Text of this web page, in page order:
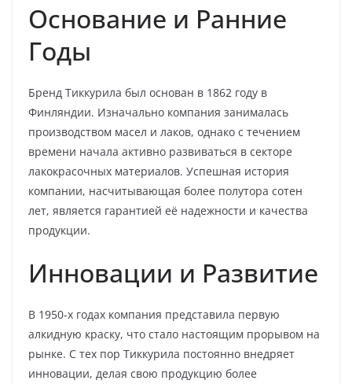
Основание и Ранние
Годы
Бренд Тиккурила был основан в 1862 году в
Финляндии. Изначально компания занималась
производством масел и лаков, однако с течением
времени начала активно развиваться в секторе
лакокрасочных материалов. Успешная история
компании, насчитывающая более полутора сотен
лет, является гарантией её надежности и качества
продукции.
Инновации и Развитие
В 1950-х годах компания представила первую
алкидную краску, что стало настоящим прорывом на
рынке. С тех пор Тиккурила постоянно внедряет
инновации, делая свою продукцию более